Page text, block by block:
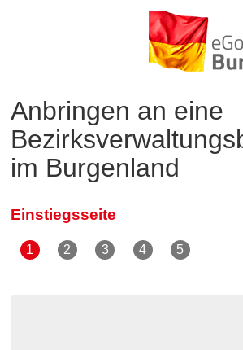
Anbringen an eine
im Burgenland
Einstiegsseite